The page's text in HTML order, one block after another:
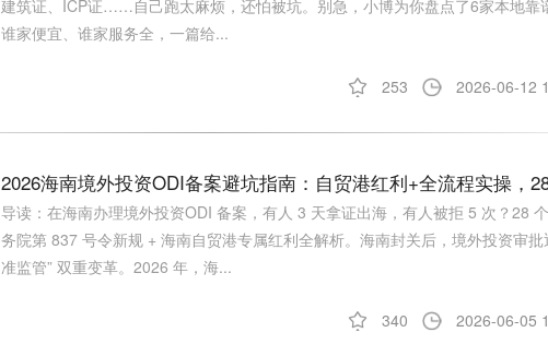
建筑证、ICP证……自己跑太麻烦，还怕被坑。别急，小博为你盘点了6家本地靠
谁家便宜、谁家服务全，一篇给...
253 2026-06-12
2026海南境外投资ODI备案避坑指南：自贸港红利+全流程实操，
导读：在海南办理境外投资ODI 备案，有人 3 天拿证出海，有人被拒 5 次？28
务院第 837 号令新规 + 海南自贸港专属红利全解析。海南封关后，境外投资审批
准监管” 双重变革。2026 年，海...
340 2026-06-05